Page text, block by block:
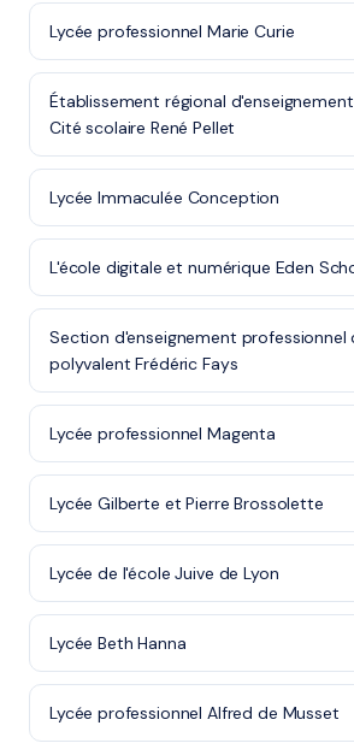
Lycée professionnel Marie Curie
Établissement régional
Cité scolaire René Pellet
Lycée Immaculée Conception
L'école digitale et numérique Eden
Section d'enseignement professionnel
polyvalent Frédéric Fays
Lycée professionnel Magenta
Lycée Gilberte et Pierre Brossolette
Lycée de l'école Juive de Lyon
Lycée Beth Hanna
Lycée professionnel Alfred de Musset